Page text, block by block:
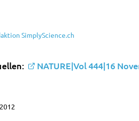
SimplyScience.ch
NATURE|Vol 444|16